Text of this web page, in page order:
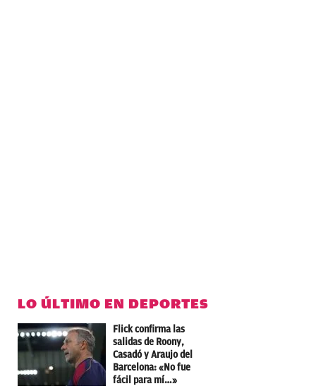
LO ÚLTIMO EN DEPORTES
Flick confirma las
salidas de Roony,
Casadó y Araujo del
Barcelona: «No fue
fácil para mí…»